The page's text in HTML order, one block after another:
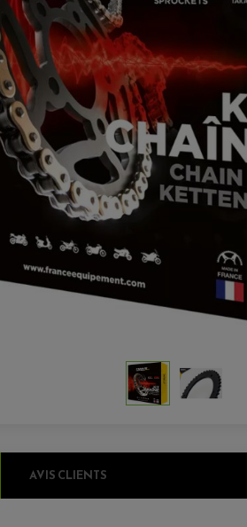
AVIS CLIENTS